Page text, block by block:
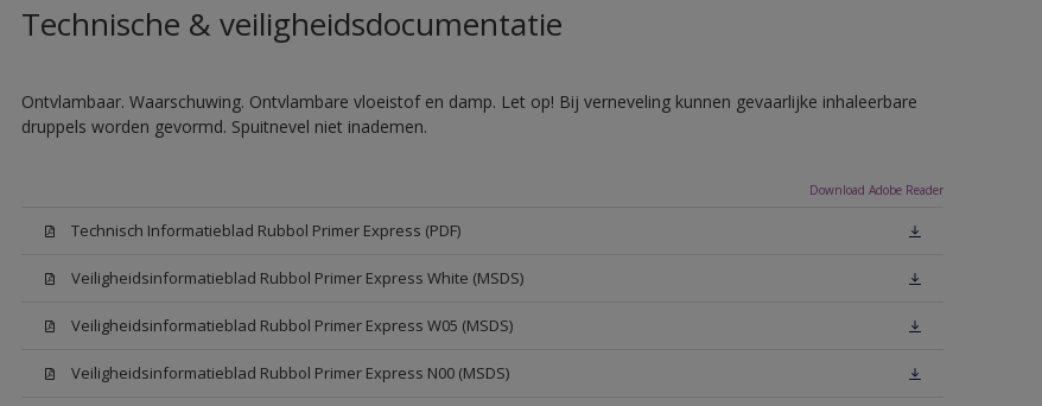
Technische & veiligheidsdocumentatie
Ontvlambaar. Waarschuwing. Ontvlambare vloeistof en damp. Let op! Bij verneveling kunnen gevaarlijke inhaleerbare
druppels worden gevormd. Spuitnevel niet inademen.
Download Adobe Reader
Technisch Informatieblad Rubbol Primer Express (PDF)
Veiligheidsinformatieblad Rubbol Primer Express White (MSDS)
Veiligheidsinformatieblad Rubbol Primer Express W05 (MSDS)
Veiligheidsinformatieblad Rubbol Primer Express N00 (MSDS)